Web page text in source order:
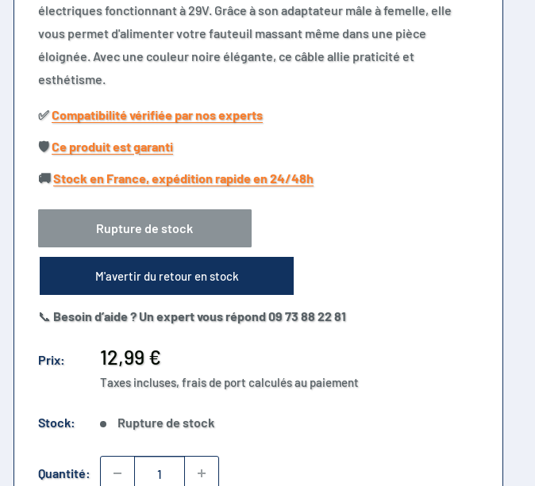
électriques fonctionnant à 29V. Grâce à son adaptateur mâle à femelle, elle
vous permet d'alimenter votre fauteuil massant même dans une pièce
éloignée. Avec une couleur noire élégante, ce câble allie praticité et
esthétisme.
✅​Compatibilité vérifiée par nos experts
🛡️​Ce produit est garanti
🚚​Stock en France, expédition rapide en 24/48h
Rupture de stock
M'avertir du retour en stock
📞 Besoin d’aide ? Un expert vous répond 09 73 88 22 81
Prix:
Prix
réduit
12,99 €
Taxes incluses, frais de port calculés au paiement
Stock: Rupture de stock
Quantité: